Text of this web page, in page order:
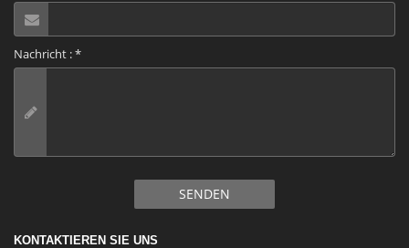
Nachricht :*
SENDEN
KONTAKTIEREN SIE UNS